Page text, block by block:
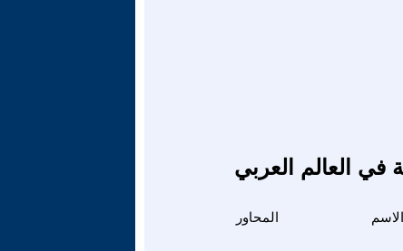
في العالم العربي
الاسم